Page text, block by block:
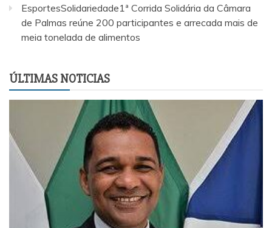
EsportesSolidariedade1ª Corrida Solidária da Câmara
de Palmas reúne 200 participantes e arrecada mais de
meia tonelada de alimentos
ÚLTIMAS NOTICIAS